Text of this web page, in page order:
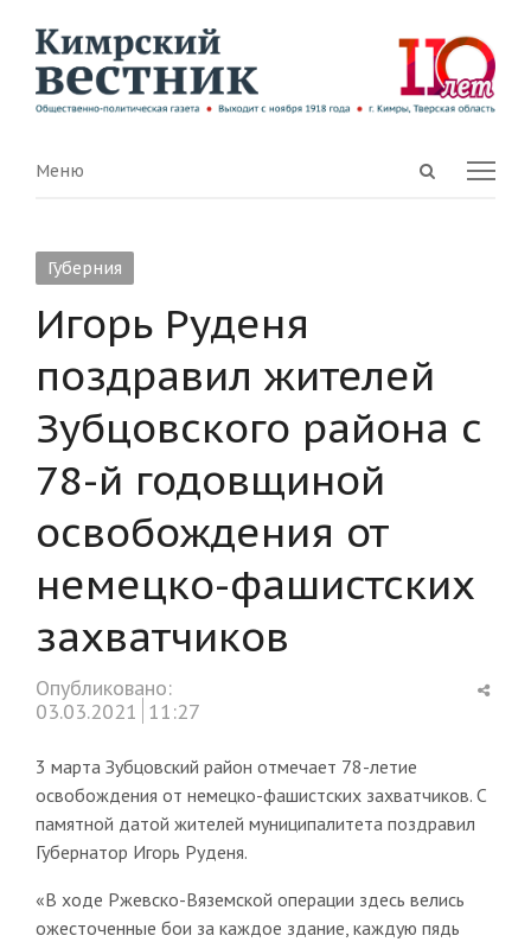
Open
Menu
Меню
Губерния
Игорь Руденя
поздравил жителей
Зубцовского района c
78-й годовщиной
освобождения от
немецко-фашистских
захватчиков
Опубликовано:
03.03.2021 11:27
3 марта Зубцовский район отмечает 78-летие
освобождения от немецко-фашистских захватчиков. С
памятной датой жителей муниципалитета поздравил
Губернатор Игорь Руденя.
«В ходе Ржевско-Вяземской операции здесь велись
ожесточенные бои за каждое здание, каждую пядь